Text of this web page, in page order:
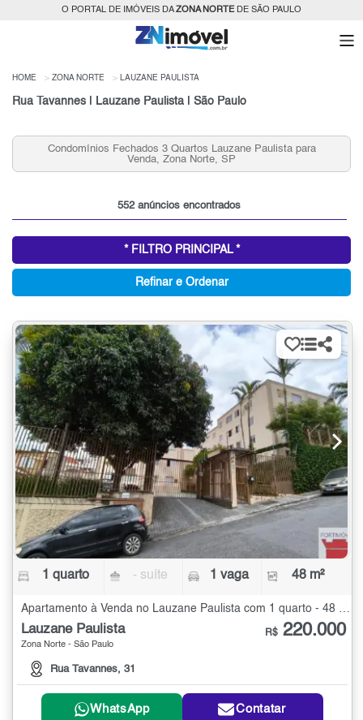
O PORTAL DE IMÓVEIS DAZONA NORTEDE SÃO PAULO
HOME ZONA NORTE LAUZANE PAULISTA
Rua Tavannes | Lauzane Paulista | São Paulo
Fechados 3 Quartos Lauzane Paulista para
Venda, Zona Norte, SP
Aluguel de
552 anúncios encontrados
* FILTRO PRINCIPAL *
Refinar e Ordenar
1 quarto - suíte 1 vaga 48 m²
Apartamento à Venda no Lauzane Paulista com 1 quarto - 48 m²
Lauzane Paulista
Zona Norte - São Paulo
Rua Tavannes, 31
R$ 220.000
WhatsApp Contatar